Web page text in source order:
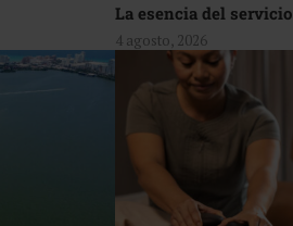
La esencia del servicio
4 agosto, 2026